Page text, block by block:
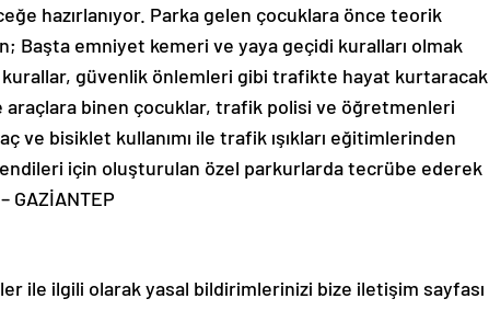
hazırlanıyor. Parka gelen çocuklara önce teorik
Başta emniyet kemeri ve yaya geçidi kuralları olmak
güvenlik önlemleri gibi trafikte hayat kurtaracak
binen çocuklar, trafik polisi ve öğretmenleri
ve bisiklet kullanımı ile trafik ışıkları eğitimlerinden
için oluşturulan özel parkurlarda tecrübe ederek
GAZİANTEP
ile ilgili olarak yasal bildirimlerinizi bize iletişim sayfası